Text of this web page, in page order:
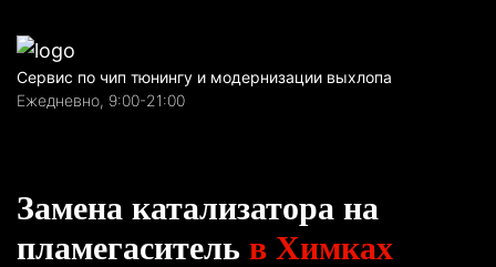
Замена катализатора на
пламегаситель в Химках
Сервис по чип тюнингу и модернизации выхлопа
Ежедневно, 9:00-21:00